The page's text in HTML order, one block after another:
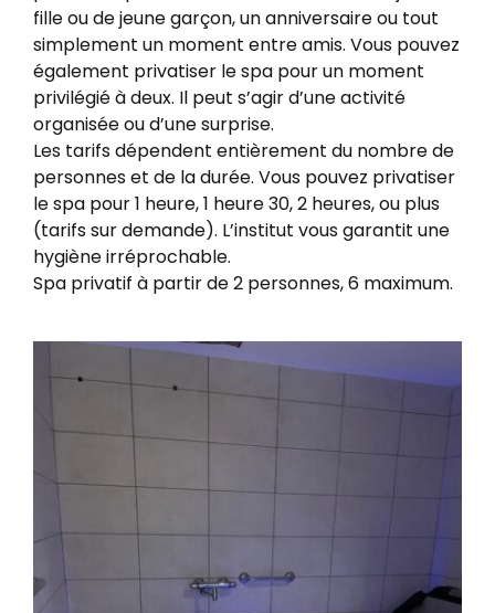
fille ou de jeune garçon, un anniversaire ou tout
simplement un moment entre amis. Vous pouvez
également privatiser le spa pour un moment
privilégié à deux. Il peut s’agir d’une activité
organisée ou d’une surprise.
Les tarifs dépendent entièrement du nombre de
personnes et de la durée. Vous pouvez privatiser
le spa pour 1 heure, 1 heure 30, 2 heures, ou plus
(tarifs sur demande). L’institut vous garantit une
hygiène irréprochable.
Spa privatif à partir de 2 personnes, 6 maximum.